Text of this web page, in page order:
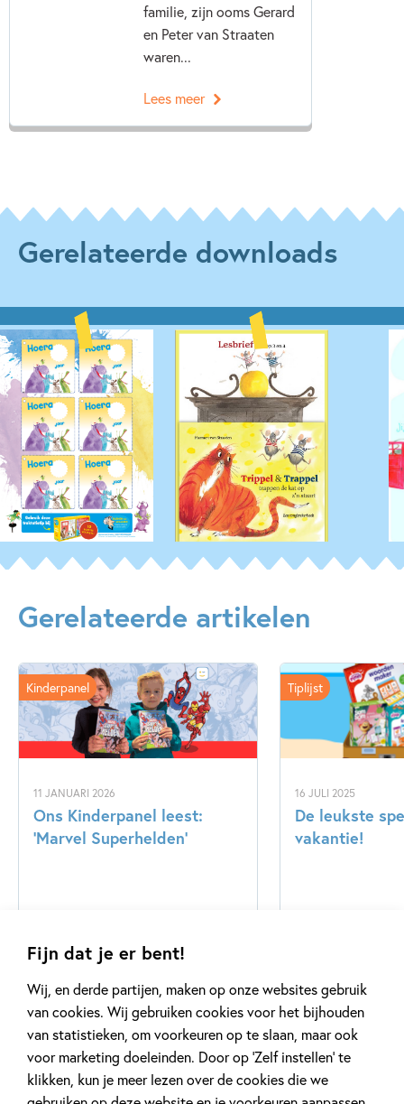
Fijn dat je er bent!
Wij, en derde partijen, maken op onze websites gebruik
van cookies. Wij gebruiken cookies voor het bijhouden
van statistieken, om voorkeuren op te slaan, maar ook
voor marketing doeleinden. Door op ‘Zelf instellen’ te
klikken, kun je meer lezen over de cookies die we
familie, zijn ooms Gerard
en Peter van Straaten
waren...
Lees meer
Gerelateerde downloads
Gerelateerde artikelen
11 JANUARI 2026
Ons Kinderpanel leest:
‘Marvel Superhelden’
Kinderpanel
16 JULI 2025
De leukste
vakantie!
Tiplijst
Bekijk alle artikelen